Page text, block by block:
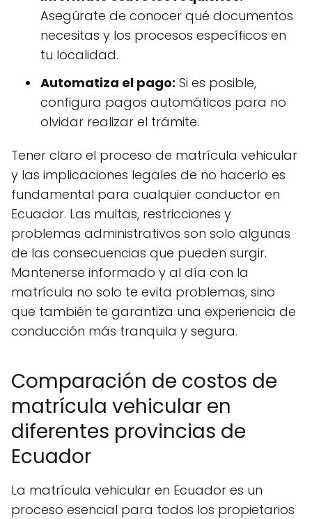
Asegúrate de conocer qué documentos
necesitas y los procesos específicos en
tu localidad.
Automatiza el pago: Si es posible,
configura pagos automáticos para no
olvidar realizar el trámite.
Tener claro el proceso de matrícula vehicular
y las implicaciones legales de no hacerlo es
fundamental para cualquier conductor en
Ecuador. Las multas, restricciones y
problemas administrativos son solo algunas
de las consecuencias que pueden surgir.
Mantenerse informado y al día con la
matrícula no solo te evita problemas, sino
que también te garantiza una experiencia de
conducción más tranquila y segura.
Comparación de costos de
matrícula vehicular en
diferentes provincias de
Ecuador
La matrícula vehicular en Ecuador es un
proceso esencial para todos los propietarios